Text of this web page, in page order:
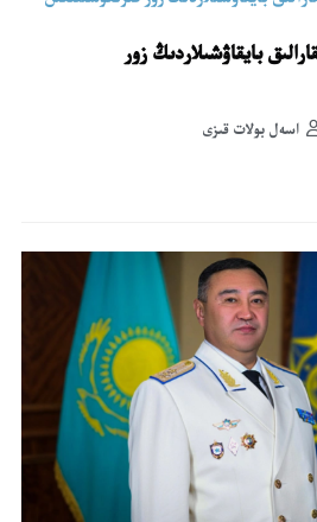
بايقاۋشىلاردىڭ زور
اسەل بولات قىزى